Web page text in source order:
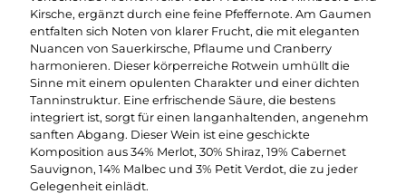
Kirsche, ergänzt durch eine feine Pfeffernote. Am Gaumen
entfalten sich Noten von klarer Frucht, die mit eleganten
Nuancen von Sauerkirsche, Pflaume und Cranberry
harmonieren. Dieser körperreiche Rotwein umhüllt die
Sinne mit einem opulenten Charakter und einer dichten
Tanninstruktur. Eine erfrischende Säure, die bestens
integriert ist, sorgt für einen langanhaltenden, angenehm
sanften Abgang. Dieser Wein ist eine geschickte
Komposition aus 34% Merlot, 30% Shiraz, 19% Cabernet
Sauvignon, 14% Malbec und 3% Petit Verdot, die zu jeder
Gelegenheit einlädt.